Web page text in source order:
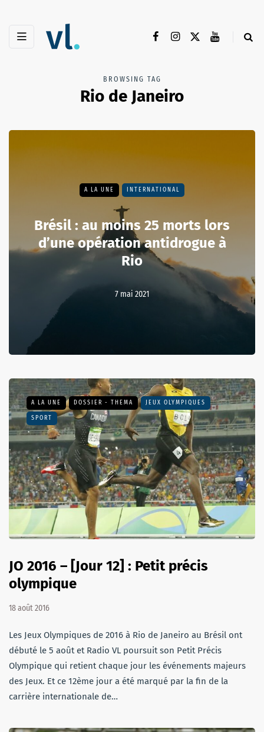
BROWSING TAG
Rio de Janeiro
A LA UNE INTERNATIONAL
Brésil : au moins 25 morts lors
d’une opération antidrogue à
Rio
7 mai 2021
A LA UNE DOSSIER - THEMA JEUX OLYMPIQUES
SPORT
JO 2016 – [Jour 12] : Petit précis
olympique
18 août 2016
Les Jeux Olympiques de 2016 à Rio de Janeiro au Brésil ont
débuté le 5 août et Radio VL poursuit son Petit Précis
Olympique qui retient chaque jour les événements majeurs
des Jeux. Et ce 12ème jour a été marqué par la fin de la
carrière internationale de…